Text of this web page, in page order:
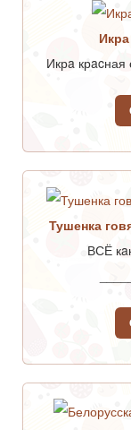
Икрa
Тушенка
ВСЁ